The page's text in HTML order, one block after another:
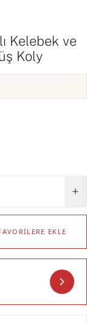
Kelebek ve
Koly
EKLE